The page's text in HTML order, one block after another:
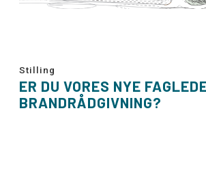
Stilling
ER DU VORES NYE
BRANDRÅDGIVNING?